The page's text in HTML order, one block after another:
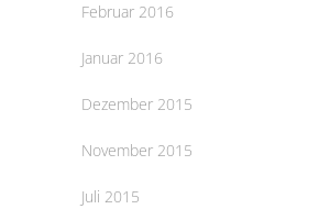
Februar 2016
Januar 2016
Dezember 2015
November 2015
Juli 2015